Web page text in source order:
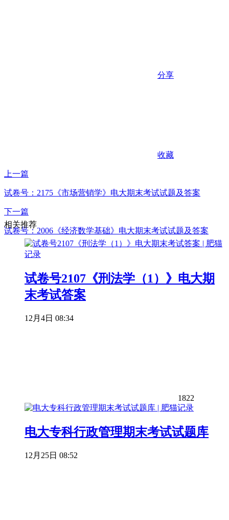
分享
收藏
上一篇
试卷号：2175《市场营销学》电大期末考试试题及答案
下一篇
试卷号：2006《经济数学基础》电大期末考试试题及答案
相关推荐
试卷号2107《刑法学（1）》电大期
末考试答案
12月4日 08:34
1822
电大专科行政管理期末考试试题库
12月25日 08:52